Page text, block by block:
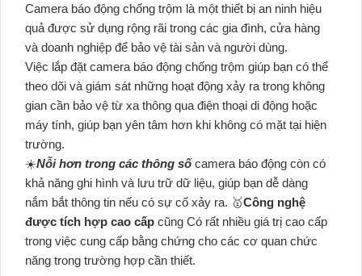
Camera báo động chống trộm là một thiết bị an ninh hiệu
quả được sử dụng rộng rãi trong các gia đình, cửa hàng
và doanh nghiệp để bảo vệ tài sản và người dùng.
Việc lắp đặt camera báo động chống trộm giúp bạn có thể
theo dõi và giám sát những hoạt động xảy ra trong không
gian cần bảo vệ từ xa thông qua điện thoại di động hoặc
máy tính, giúp bạn yên tâm hơn khi không có mặt tại hiện
trường.
☀️Nỗi hơn trong các thông sốcamera báo động còn có
khả năng ghi hình và lưu trữ dữ liệu, giúp bạn dễ dàng
nắm bắt thông tin nếu có sự cố xảy ra. 🥇️Công nghệ
được tích hợp cao cấp cũng Có rất nhiều giá trị cao cấp
trong việc cung cấp bằng chứng cho các cơ quan chức
năng trong trường hợp cần thiết.